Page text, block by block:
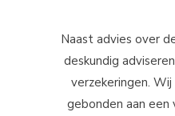
Naast advies over
deskundig
verzekeringen.
gebonden aan een